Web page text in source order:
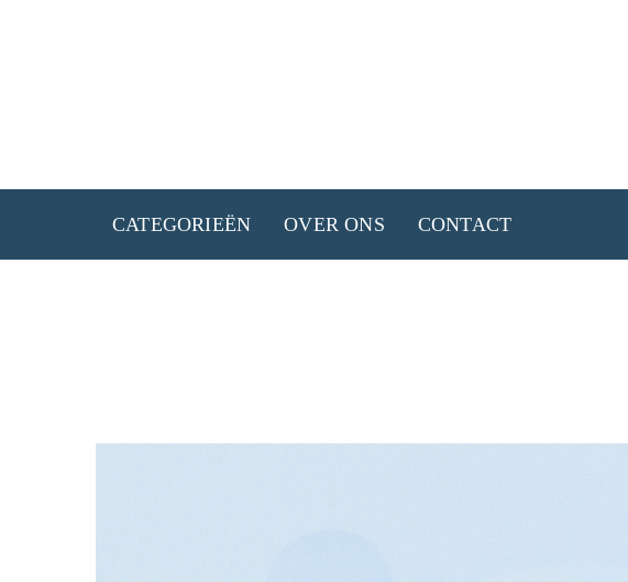
CATEGORIEËN OVER ONS CONTACT